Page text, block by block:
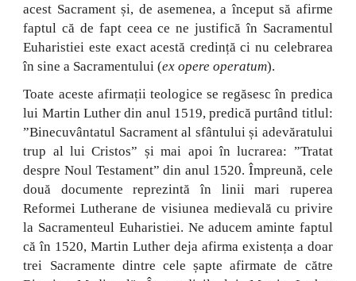
acest Sacrament și, de asemenea, a început să afirme
faptul că de fapt ceea ce ne justifică în Sacramentul
Euharistiei este exact acestă credință ci nu celebrarea
în sine a Sacramentului (ex opere operatum).
Toate aceste afirmații teologice se regăsesc în predica
lui Martin Luther din anul 1519, predică purtând titlul:
”Binecuvântatul Sacrament al sfântului și adevăratului
trup al lui Cristos” și mai apoi în lucrarea: ”Tratat
despre Noul Testament” din anul 1520. Împreună, cele
două documente reprezintă în linii mari ruperea
Reformei Lutherane de visiunea medievală cu privire
la Sacramenteul Euharistiei. Ne aducem aminte faptul
că în 1520, Martin Luther deja afirma existența a doar
trei Sacramente dintre cele șapte afirmate de către